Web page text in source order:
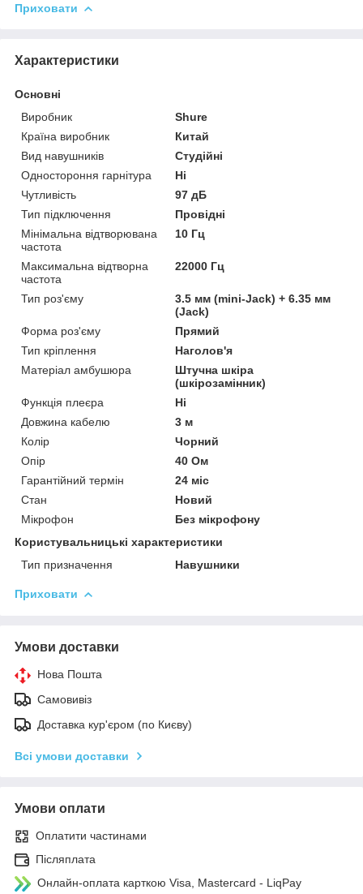
Приховати
Характеристики
Основні
Виробник
Shure
Країна виробник
Китай
Вид навушників
Студійні
Одностороння гарнітура
Ні
Чутливість
97 дБ
Тип підключення
Провідні
Мінімальна відтворювана
частота
10 Гц
Максимальна відтворна
частота
22000 Гц
Тип роз'єму
3.5 мм (mini-Jack) + 6.35 мм
(Jack)
Форма роз'єму
Прямий
Тип кріплення
Наголов'я
Матеріал амбушюра
Штучна шкіра
(шкірозамінник)
Функція плеєра
Ні
Довжина кабелю
3 м
Колір
Чорний
Опір
40 Ом
Гарантійний термін
24 міс
Стан
Новий
Мікрофон
Без мікрофону
Користувальницькі характеристики
Тип призначення
Навушники
Приховати
Умови доставки
Нова Пошта
Самовивіз
Доставка кур'єром (по Києву)
Всі умови доставки
Умови оплати
Оплатити частинами
Післяплата
Онлайн-оплата карткою Visa, Mastercard - LiqPay